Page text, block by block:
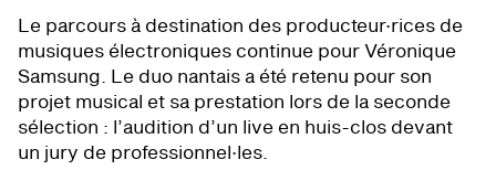
Le parcours à destination des producteur·rices de
musiques électroniques continue pour Véronique
Samsung. Le duo nantais a été retenu pour son
projet musical et sa prestation lors de la seconde
sélection : l’audition d’un live en huis-clos devant
un jury de professionnel·les.